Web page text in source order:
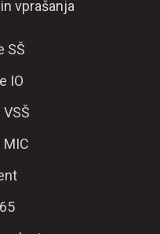
vprašanja
SŠ
IO
MIC